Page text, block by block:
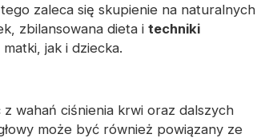
tego zaleca się skupienie na naturalnych
zbilansowana dieta i techniki
jak i dziecka.
z wahań ciśnienia krwi oraz dalszych
może być również powiązany ze